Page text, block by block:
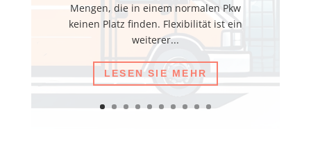
Mengen, die in einem normalen Pkw
keinen Platz finden. Flexibilität ist ein
weiterer...
LESEN SIE MEHR